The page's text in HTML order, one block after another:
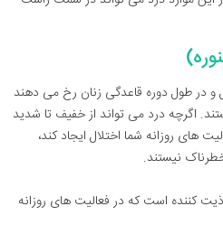
و در طول دوره قاعدگی زنان رخ می دهند
اگرچه درد می تواند از خفیف تا شدید
های روزانه شما اختلال ایجاد کند،
نیستند.
کننده است که در فعالیت های روزانه